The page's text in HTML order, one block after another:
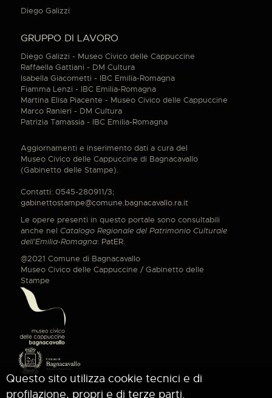
Diego Galizzi
GRUPPO DI LAVORO
Diego Galizzi - Museo Civico delle Cappuccine
Raffaella Gattiani - DM Cultura
Isabella Giacometti - IBC Emilia-Romagna
Fiamma Lenzi - IBC Emilia-Romagna
Martina Elisa Piacente - Museo Civico delle Cappuccine
Marco Ranieri - DM Cultura
Patrizia Tamassia - IBC Emilia-Romagna
Aggiornamenti e inserimento dati a cura del
Museo Civico delle Cappuccine di Bagnacavallo
(Gabinetto delle Stampe).
Contatti: 0545-280911/3;
gabinettostampe@comune.bagnacavallo.ra.it
Le opere presenti in questo portale sono consultabili
anche nel Catalogo Regionale del Patrimonio Culturale
dell'Emilia-Romagna: PatER.
@2021 Comune di Bagnacavallo
Museo Civico delle Cappuccine / Gabinetto delle
Stampe
Questo sito utilizza cookie tecnici e di
profilazione, propri e di terze parti.